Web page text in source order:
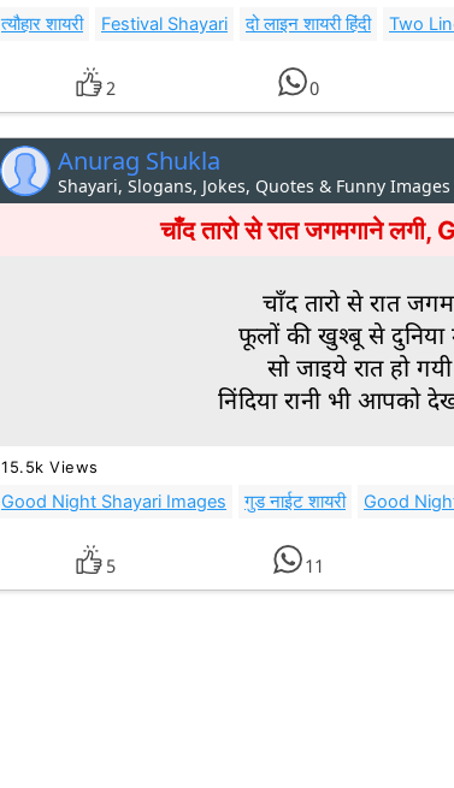
त्यौहार शायरी Festival Shayari दो लाइन शायरी हिंदी Two
2 0
Anurag Shukla
Shayari, Slogans, Jokes, Quotes & Funny Images
चाँद तारो से रात जगमगाने
चाँद तारो से रात
फूलों की खुश्बू से
सो जाइये रात हो
निंदिया रानी भी आपको
15.5k Views
Good Night Shayari Images गुड नाईट शायरी Good
5 11